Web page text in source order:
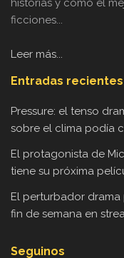
historias y como el
ficciones...
Leer más...
Entradas recientes
Pressure: el tenso
sobre el clima podía
El protagonista de
tiene su próxima
El perturbador
fin de semana en
Seguinos